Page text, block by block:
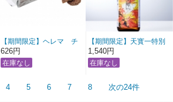
【期間限定】ヘレマ チ
ョコレート ピーナッツク
ッキー
626円
【期間限定】天寳一特別
栽培米 八反錦純吟 秋上り
冷詰 720ml
1,540円
4 5 6 7 8 次の24件